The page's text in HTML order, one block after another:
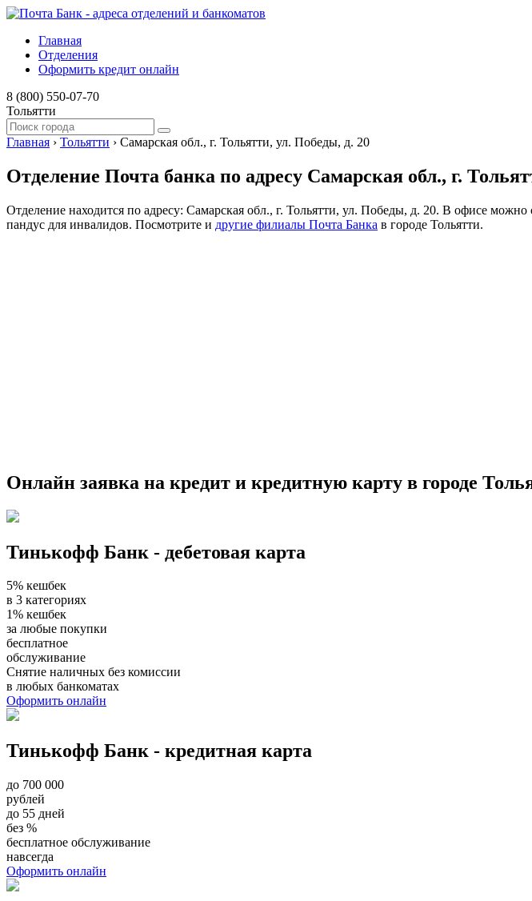
Главная
Отделения
Оформить кредит онлайн
8 (800) 550-07-70
Тольятти
Главная › Тольятти › Самарская обл., г. Тольятти, ул. Победы, д. 20
Отделение Почта банка по адресу Самарская обл., г.
Отделение находится по адресу: Самарская обл., г. Тольятти, ул. Победы, д. 20. В офисе
пандус для инвалидов. Посмотрите и другие филиалы Почта Банка в городе Тольятти.
Онлайн заявка на кредит и кредитную карту в городе
Тинькофф Банк - дебетовая карта
5% кешбек
в 3 категориях
1% кешбек
за любые покупки
бесплатное
обслуживание
Снятие наличных без комиссии
в любых банкоматах
Оформить онлайн
Тинькофф Банк - кредитная карта
до 700 000
рублей
до 55 дней
без %
бесплатное обслуживание
навсегда
Оформить онлайн